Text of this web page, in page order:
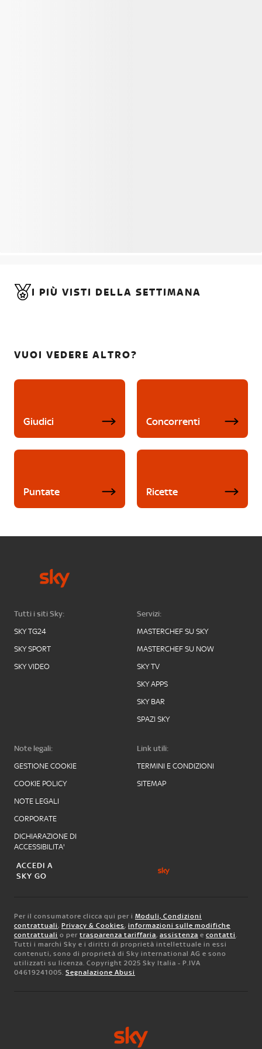
I PIÙ VISTI DELLA SETTIMANA
VUOI VEDERE ALTRO?
Giudici Concorrenti
Puntate Ricette
Tutti i siti Sky:
SKY TG24
SKY SPORT
SKY VIDEO
Servizi:
MASTERCHEF SU SKY
MASTERCHEF SU NOW
SKY TV
SKY APPS
SKY BAR
SPAZI SKY
Note legali:
GESTIONE COOKIE
COOKIE POLICY
NOTE LEGALI
CORPORATE
DICHIARAZIONE DI
ACCESSIBILITA'
Link utili:
TERMINI E CONDIZIONI
SITEMAP
ACCEDI A
SKY GO
Per il consumatore clicca qui per i Moduli, Condizioni
contrattuali, Privacy & Cookies, informazioni sulle modifiche
contrattuali o per trasparenza tariffaria, assistenza e contatti.
Tutti i marchi Sky e i diritti di proprietà intellettuale in essi
contenuti, sono di proprietà di Sky international AG e sono
utilizzati su licenza. Copyright 2025 Sky Italia - P.IVA
04619241005. Segnalazione Abusi